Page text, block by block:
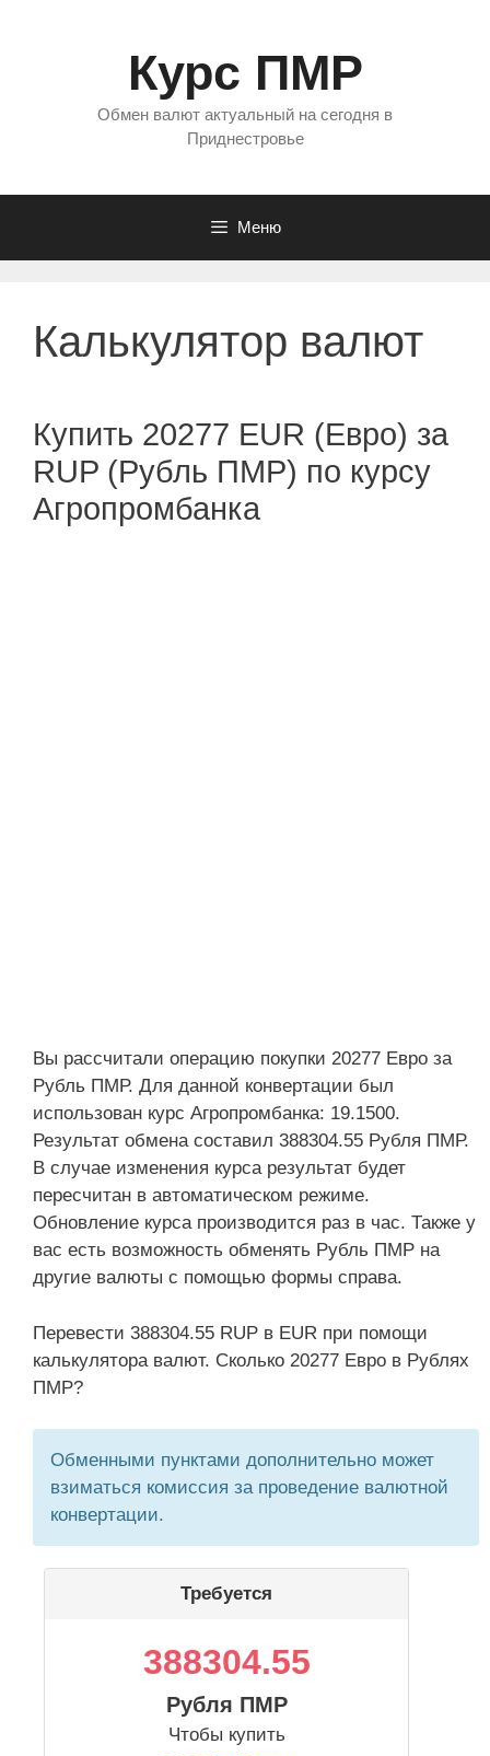
Курс ПМР
Обмен валют актуальный на сегодня в
Приднестровье
Меню
Калькулятор валют
Купить 20277 EUR (Евро) за
RUP (Рубль ПМР) по курсу
Агропромбанка
Вы рассчитали операцию покупки 20277 Евро за
Рубль ПМР. Для данной конвертации был
использован курс Агропромбанка: 19.1500.
Результат обмена составил 388304.55 Рубля ПМР.
В случае изменения курса результат будет
пересчитан в автоматическом режиме.
Обновление курса производится раз в час. Также у
вас есть возможность обменять Рубль ПМР на
другие валюты с помощью формы справа.
Перевести 388304.55 RUP в EUR при помощи
калькулятора валют. Сколько 20277 Евро в Рублях
ПМР?
Обменными пунктами дополнительно может
взиматься комиссия за проведение валютной
конвертации.
Требуется
388304.55
Рубля ПМР
Чтобы купить